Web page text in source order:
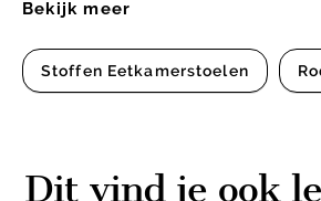
Bekijk meer
Stoffen Eetkamerstoelen
Dit vind je ook